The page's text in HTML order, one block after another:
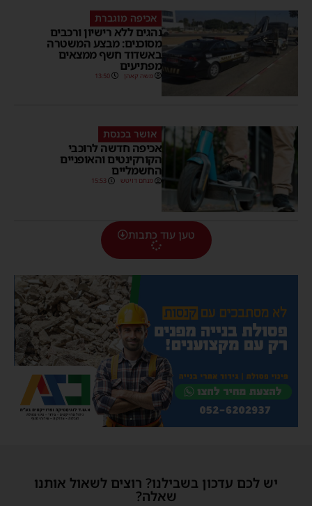
אכיפה מוגברת
נהגים ללא רישיון ורכבים
מסוכנים: מבצע המשטרה
באשדוד חשף ממצאים
מפתיעים
משה קאהן 13:50
אושר בכנסת
אכיפה חדשה לרוכבי
הקורקינטים והאופניים
החשמליים
מנחם דויטש 15:53
טען עוד כתבות
יש לכם עדכון בשבילנו? רוצים לשאול אותנו
שאלה?